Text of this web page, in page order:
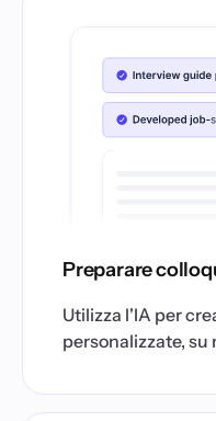
Preparare
Utilizza l'IA per
personalizzate, su